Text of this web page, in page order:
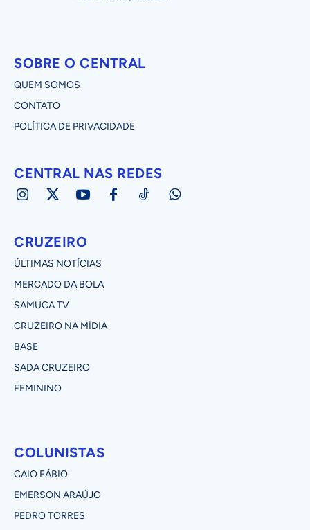
SOBRE O CENTRAL
QUEM SOMOS
CONTATO
POLÍTICA DE PRIVACIDADE
CENTRAL NAS REDES
CRUZEIRO
ÚLTIMAS NOTÍCIAS
MERCADO DA BOLA
SAMUCA TV
CRUZEIRO NA MÍDIA
BASE
SADA CRUZEIRO
FEMININO
COLUNISTAS
CAIO FÁBIO
EMERSON ARAÚJO
PEDRO TORRES